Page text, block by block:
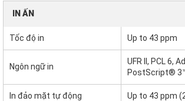
IN ẤN
Tốc độ in Up to 43 ppm
Ngôn ngữ in
UFR II, PCL 6,
PostScript®
In đảo mặt tự động Up to 43 ppm